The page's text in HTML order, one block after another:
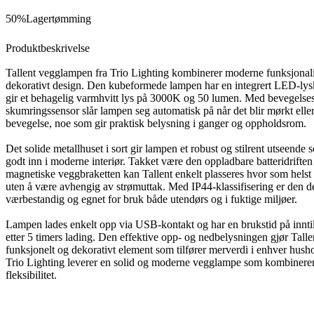
50%Lagertømming
Produktbeskrivelse
Tallent vegglampen fra Trio Lighting kombinerer moderne
dekorativt design. Den kubeformede lampen har en integrert LED-
gir et behagelig varmhvitt lys på 3000K og 50 lumen. Med
skumringssensor slår lampen seg automatisk på når det blir mørkt
bevegelse, noe som gir praktisk belysning i ganger og oppholdsrom.
Det solide metallhuset i sort gir lampen et robust og stilrent utseende
godt inn i moderne interiør. Takket være den oppladbare
magnetiske veggbraketten kan Tallent enkelt plasseres hvor som
uten å være avhengig av strømuttak. Med IP44-klassifisering er den
værbestandig og egnet for bruk både utendørs og i fuktige miljøer.
Lampen lades enkelt opp via USB-kontakt og har en brukstid på
etter 5 timers lading. Den effektive opp- og nedbelysningen gjør
funksjonelt og dekorativt element som tilfører merverdi i enhver
Trio Lighting leverer en solid og moderne vegglampe som
fleksibilitet.